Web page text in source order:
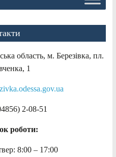
область, м. Березівка, пл.
1
2-08-51
роботи:
8:00 – 17:00